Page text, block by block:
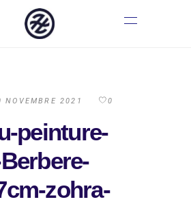
NOVEMBRE 2021 0
peinture-
zohra-